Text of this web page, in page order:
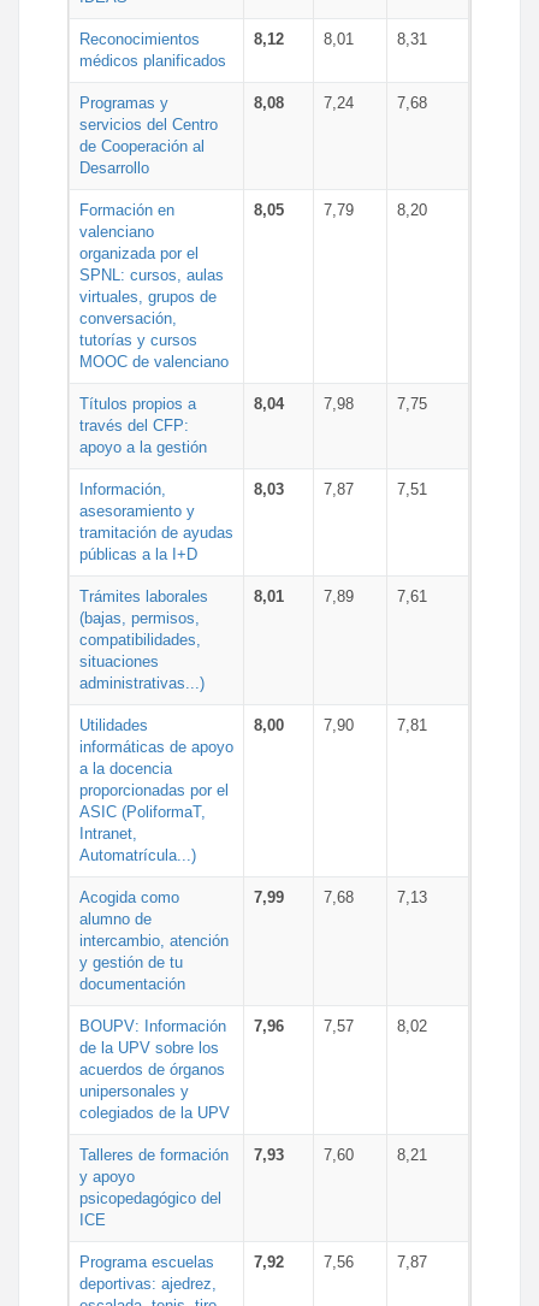
Reconocimientos
médicos planificados
8,12 8,01 8,31
Programas y
servicios del Centro
de Cooperación al
Desarrollo
8,08 7,24 7,68
Formación en
valenciano
organizada por el
SPNL: cursos, aulas
virtuales, grupos de
conversación,
tutorías y cursos
MOOC de valenciano
8,05 7,79 8,20
Títulos propios a
través del CFP:
apoyo a la gestión
8,04 7,98 7,75
Información,
asesoramiento y
tramitación de ayudas
públicas a la I+D
8,03 7,87 7,51
Trámites laborales
(bajas, permisos,
compatibilidades,
situaciones
administrativas...)
8,01 7,89 7,61
Utilidades
informáticas de apoyo
a la docencia
proporcionadas por el
ASIC (PoliformaT,
Intranet,
Automatrícula...)
8,00 7,90 7,81
Acogida como
alumno de
intercambio, atención
y gestión de tu
documentación
7,99 7,68 7,13
BOUPV: Información
de la UPV sobre los
acuerdos de órganos
unipersonales y
colegiados de la UPV
7,96 7,57 8,02
Talleres de formación
y apoyo
psicopedagógico del
ICE
7,93 7,60 8,21
Programa escuelas
deportivas: ajedrez,
7,92 7,56 7,87